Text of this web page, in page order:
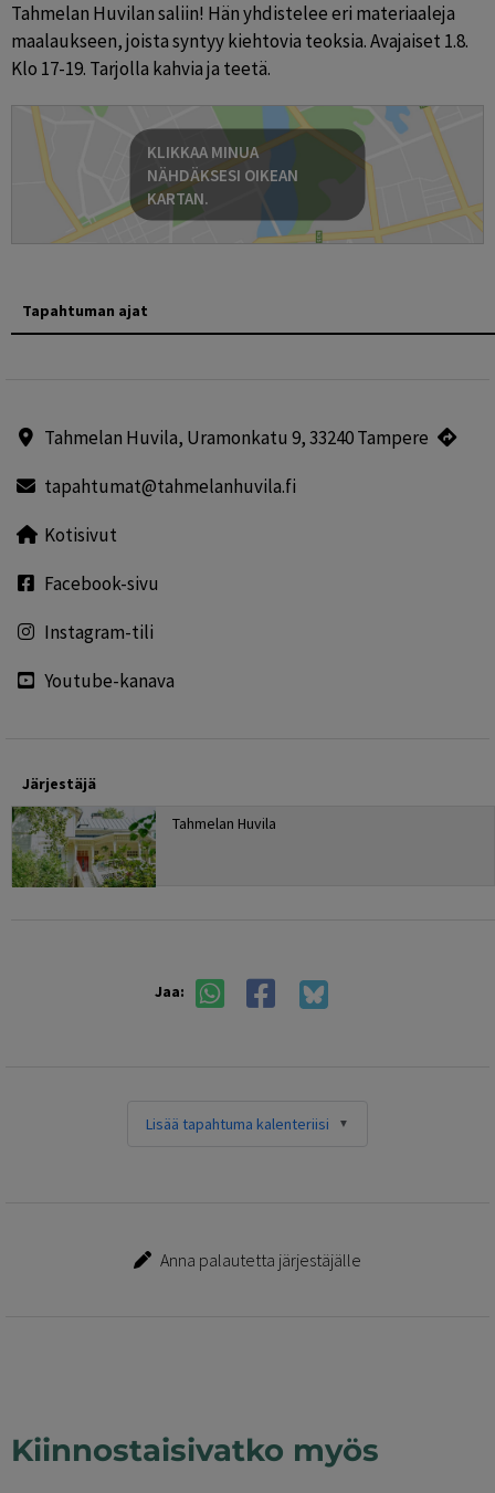
Tahmelan Huvilan saliin! Hän yhdistelee eri materiaaleja
maalaukseen, joista syntyy kiehtovia teoksia. Avajaiset 1.8.
Klo 17-19. Tarjolla kahvia ja teetä.
KLIKKAA MINUA
NÄHDÄKSESI OIKEAN
KARTAN.
Tapahtuman ajat
Tahmelan Huvila, Uramonkatu 9, 33240 Tampere
tapahtumat@tahmelanhuvila.fi
Kotisivut
Facebook-sivu
Instagram-tili
Youtube-kanava
Järjestäjä
Tahmelan Huvila
Jaa:
Lisää tapahtuma kalenteriisi
Anna palautetta järjestäjälle
Kiinnostaisivatko myös